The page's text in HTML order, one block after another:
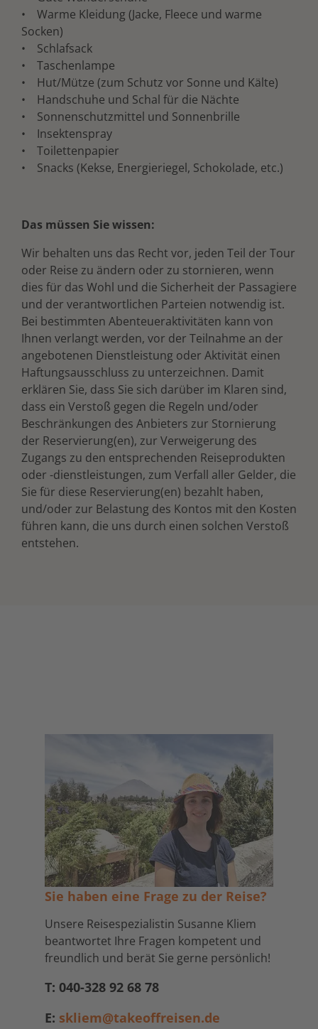
• Warme Kleidung (Jacke, Fleece und warme
Socken)
• Schlafsack
• Taschenlampe
• Hut/Mütze (zum Schutz vor Sonne und Kälte)
• Handschuhe und Schal für die Nächte
• Sonnenschutzmittel und Sonnenbrille
• Insektenspray
• Toilettenpapier
• Snacks (Kekse, Energieriegel, Schokolade, etc.)
Das müssen Sie wissen:
Wir behalten uns das Recht vor, jeden Teil der Tour
oder Reise zu ändern oder zu stornieren, wenn
dies für das Wohl und die Sicherheit der Passagiere
und der verantwortlichen Parteien notwendig ist.
Bei bestimmten Abenteueraktivitäten kann von
Ihnen verlangt werden, vor der Teilnahme an der
angebotenen Dienstleistung oder Aktivität einen
Haftungsausschluss zu unterzeichnen. Damit
erklären Sie, dass Sie sich darüber im Klaren sind,
dass ein Verstoß gegen die Regeln und/oder
Beschränkungen des Anbieters zur Stornierung
der Reservierung(en), zur Verweigerung des
Zugangs zu den entsprechenden Reiseprodukten
oder -dienstleistungen, zum Verfall aller Gelder, die
Sie für diese Reservierung(en) bezahlt haben,
und/oder zur Belastung des Kontos mit den Kosten
führen kann, die uns durch einen solchen Verstoß
entstehen.
Sie haben eine Frage zu der Reise?
Unsere Reisespezialistin Susanne Kliem
beantwortet Ihre Fragen kompetent und
freundlich und berät Sie gerne persönlich!
T: 040-328 92 68 78
E: skliem@takeoffreisen.de